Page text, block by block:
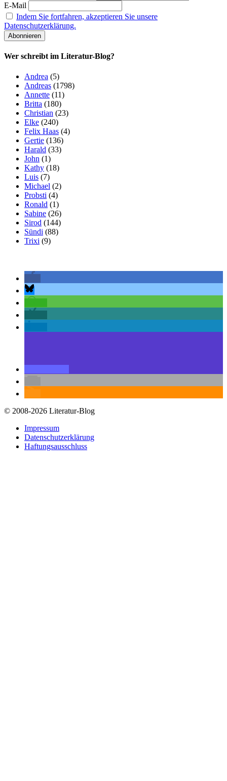
E-Mail
Indem Sie fortfahren, akzeptieren Sie unsere
Datenschutzerklärung.
Wer schreibt im Literatur-Blog?
Andrea (5)
Andreas (1798)
Annette (11)
Britta (180)
Christian (23)
Elke (240)
Felix Haas (4)
Gertie (136)
Harald (33)
John (1)
Kathy (18)
Luis (7)
Michael (2)
Probsti (4)
Ronald (1)
Sabine (26)
Sirod (144)
Sündi (88)
Trixi (9)
© 2008-2026 Literatur-Blog
Impressum
Datenschutzerklärung
Haftungsausschluss